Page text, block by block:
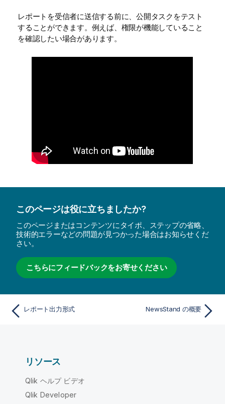
レポートを受信者に送信する前に、公開タスクをテスト
することができます。例えば、権限が機能していること
を確認したい場合があります。
このページは役に立ちましたか?
このページまたはコンテンツにタイポ、ステップの省略、
技術的エラーなどの問題が見つかった場合はお知らせくだ
さい。
こちらにフィードバックをお寄せください
レポート出力形式 NewsStand の概要
リソース
Qlik ヘルプ ビデオ
Qlik Developer